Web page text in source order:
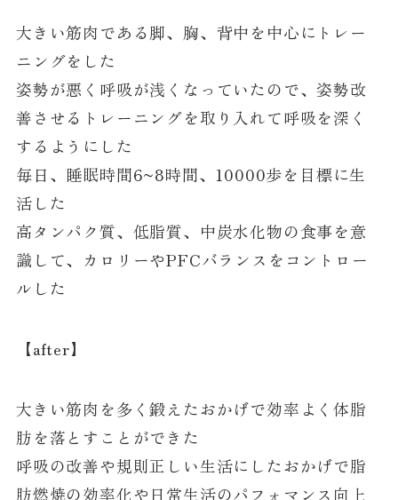
大きい筋肉である脚、胸、背中を中心にトレー
ニングをした
姿勢が悪く呼吸が浅くなっていたので、姿勢改
善させるトレーニングを取り入れて呼吸を深く
するようにした
毎日、睡眠時間6~8時間、10000歩を目標に生
活した
高タンパク質、低脂質、中炭水化物の食事を意
識して、カロリーやPFCバランスをコントロー
ルした
【after】
大きい筋肉を多く鍛えたおかげで効率よく体脂
肪を落とすことができた
呼吸の改善や規則正しい生活にしたおかげで脂
肪燃焼の効率化や日常生活のパフォマンス向上